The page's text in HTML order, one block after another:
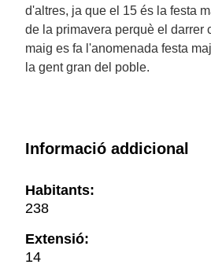
d'altres, ja que el 15 és la festa
de la primavera perquè el darrer
maig es fa l'anomenada festa
la gent gran del poble.
Informació addicional
Habitants:
238
Extensió:
14